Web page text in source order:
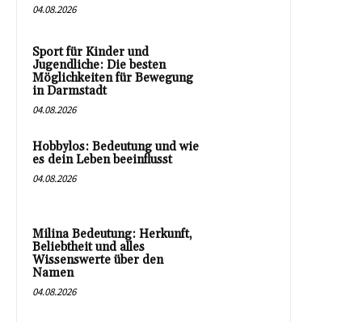
04.08.2026
Sport für Kinder und
Jugendliche: Die besten
Möglichkeiten für Bewegung
in Darmstadt
04.08.2026
Hobbylos: Bedeutung und wie
es dein Leben beeinflusst
04.08.2026
Milina Bedeutung: Herkunft,
Beliebtheit und alles
Wissenswerte über den
Namen
04.08.2026